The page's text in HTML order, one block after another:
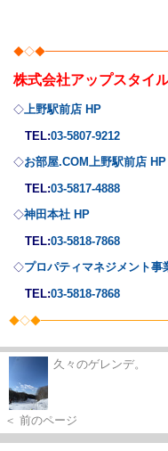
株式会社アップスタイ
◇ 上野駅前店 HP
TEL:03-5807-9212
◇お部屋.COM上野駅前店 HP
TEL:03-5817-4888
◇神田本社 HP
TEL:03-5818-7868
◇プロパティマネジメント事
TEL:03-5818-7868
久々のゲレンデ。
＜ 前のページ